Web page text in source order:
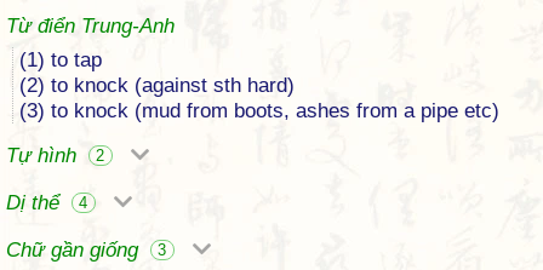
Từ điển Trung-Anh
(1) to tap
(2) to knock (against sth hard)
(3) to knock (mud from boots, ashes from a pipe etc)
Tự hình
2
Dị thể 4
Chữ gần giống 3